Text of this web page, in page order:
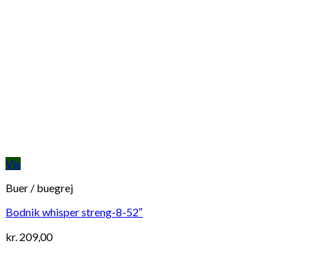
Vis
Buer / buegrej
Bodnik whisper streng-8-52″
kr. 209,00